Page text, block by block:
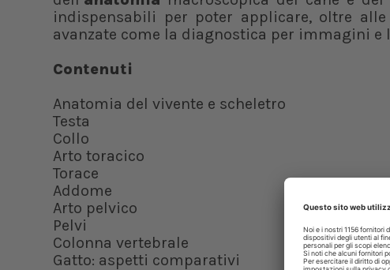
indispensabili per poter applicare, oltre
avanzate come la diagnostica per immagini
Contenuti
Anatomia del vivente e scheletro
Testa
Collo
Arto toracico
Torace
Addome
Arto pelvico
Pelvi
Colonna vertebrale
Gatto: aspetti comparativi